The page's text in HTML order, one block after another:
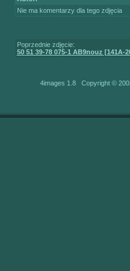
Nie ma komentarzy dla tego zdjęcia
Poprzednie zdjęcie:
50 51 39-78 075-1 AB9nouz [141A-
4images 1.8 Copyright ©